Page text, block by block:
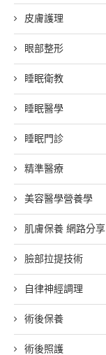
皮膚護理
眼部整形
睡眠衛教
睡眠醫學
睡眠門診
精準醫療
美容醫學營養學
肌膚保養 網路分享
臉部拉提技術
自律神經調理
術後保養
術後照護